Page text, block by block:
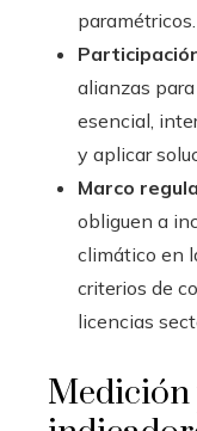
paramétricos.
alianzas
esencial,
y aplicar
Marco
obliguen a
climático en
criterios de
licencias
Medición